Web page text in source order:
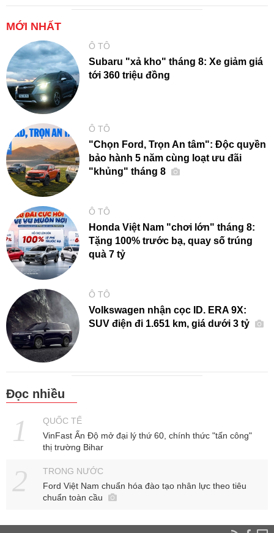
MỚI NHẤT
Ô TÔ
Subaru "xả kho" tháng 8: Xe giảm giá
tới 360 triệu đồng
Ô TÔ
"Chọn Ford, Trọn An tâm": Độc quyền
bảo hành 5 năm cùng loạt ưu đãi
"khủng" tháng 8
Ô TÔ
Honda Việt Nam "chơi lớn" tháng 8:
Tặng 100% trước bạ, quay số trúng
quà 7 tỷ
Ô TÔ
Volkswagen nhận cọc ID. ERA 9X:
SUV điện đi 1.651 km, giá dưới 3 tỷ
Đọc nhiều
QUỐC TẾ
VinFast Ấn Độ mở đại lý thứ 60, chính thức "tấn công"
thị trường Bihar
TRONG NƯỚC
Ford Việt Nam chuẩn hóa đào tạo nhân lực theo tiêu
chuẩn toàn cầu